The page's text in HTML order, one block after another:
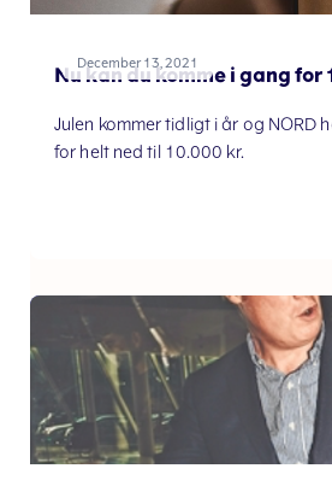
December 13, 2021
Nu kan du komme i gang for
Julen kommer tidligt i år og NORD
for helt ned til 10.000 kr.